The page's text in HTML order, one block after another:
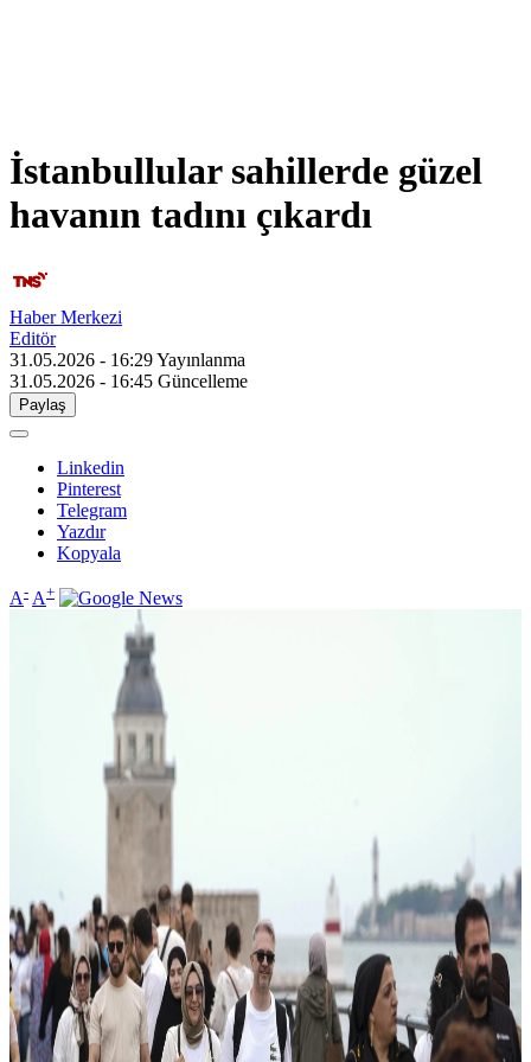
İstanbullular sahillerde güzel
havanın tadını çıkardı
Haber Merkezi
Editör
31.05.2026 - 16:29Yayınlanma
31.05.2026 - 16:45 Güncelleme
Paylaş
Linkedin
Pinterest
Telegram
Yazdır
Kopyala
A- A+